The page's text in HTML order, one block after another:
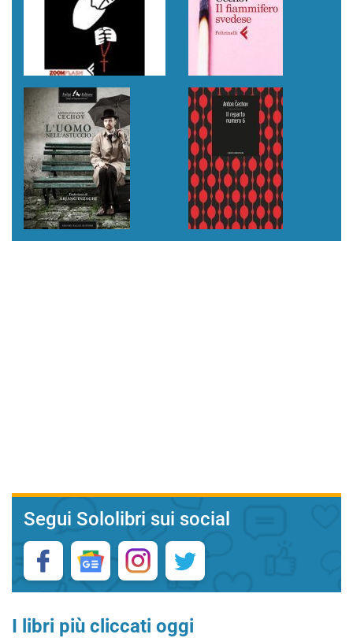
Segui Sololibri sui social
I libri più cliccati oggi